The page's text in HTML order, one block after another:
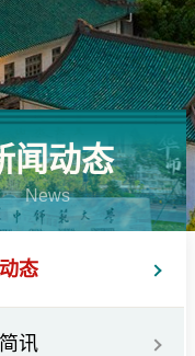
闻动态
News
态
讯